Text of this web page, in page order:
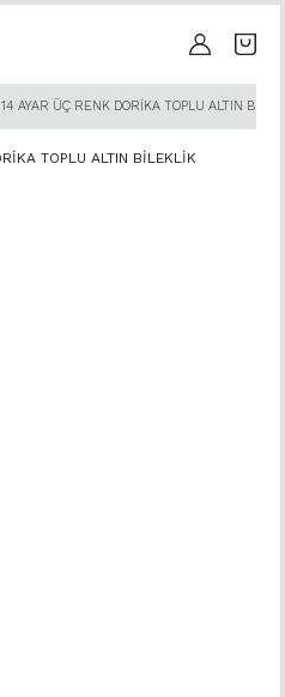
14 AYAR ÜÇ RENK DORİKA TOPLU ALTIN